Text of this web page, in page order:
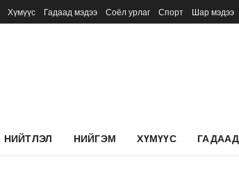
Хүмүүс Гадаад мэдээ Соёл урлаг Спорт Шар мэдээ
НИЙТЛЭЛ НИЙГЭМ ХҮМҮҮС